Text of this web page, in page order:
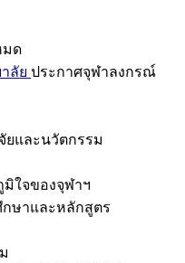
มด
ลัย ประกาศจุฬาลงกรณ์
ยและนวัตกรรม
ใจของจุฬาฯ
กษาและหลักสูตร